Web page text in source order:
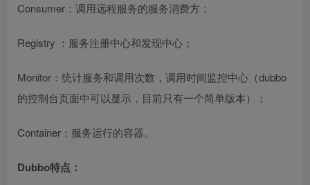
Consumer：调用远程服务的服务消费方；
Registry ：服务注册中心和发现中心；
Monitor：统计服务和调用次数，调用时间监控中心（dubbo
的控制台页面中可以显示，目前只有一个简单版本）；
Container：服务运行的容器。
Dubbo特点：